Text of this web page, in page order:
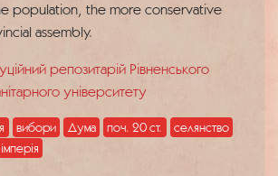
population, the more conservative
assembly.
репозитарій Рівненського
університету
вибори Дума поч. 20 ст.
селянство